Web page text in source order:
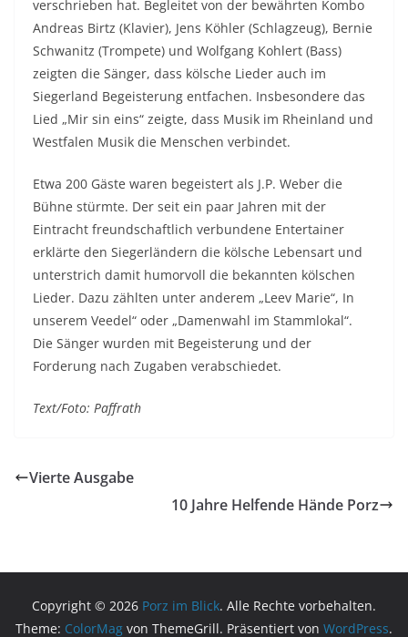
verschrieben hat. Begleitet von der bewährten Kombo
Andreas Birtz (Klavier), Jens Köhler (Schlagzeug), Bernie
Schwanitz (Trompete) und Wolfgang Kohlert (Bass)
zeigten die Sänger, dass kölsche Lieder auch im
Siegerland Begeisterung entfachen. Insbesondere das
Lied „Mir sin eins“ zeigte, dass Musik im Rheinland und
Westfalen Musik die Menschen verbindet.
Etwa 200 Gäste waren begeistert als J.P. Weber die
Bühne stürmte. Der seit ein paar Jahren mit der
Eintracht freundschaftlich verbundene Entertainer
erklärte den Siegerländern die kölsche Lebensart und
unterstrich damit humorvoll die bekannten kölschen
Lieder. Dazu zählten unter anderem „Leev Marie“, In
unserem Veedel“ oder „Damenwahl im Stammlokal“.
Die Sänger wurden mit Begeisterung und der
Forderung nach Zugaben verabschiedet.
Text/Foto: Paffrath
Vierte Ausgabe
10 Jahre Helfende Hände Porz
Copyright © 2026 Porz im Blick. Alle Rechte vorbehalten.
Theme: ColorMag von ThemeGrill. Präsentiert von WordPress.